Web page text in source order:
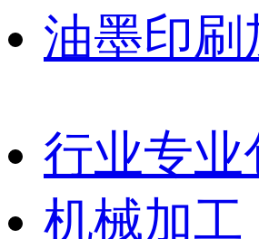
油墨印刷
行业专业
机械加工